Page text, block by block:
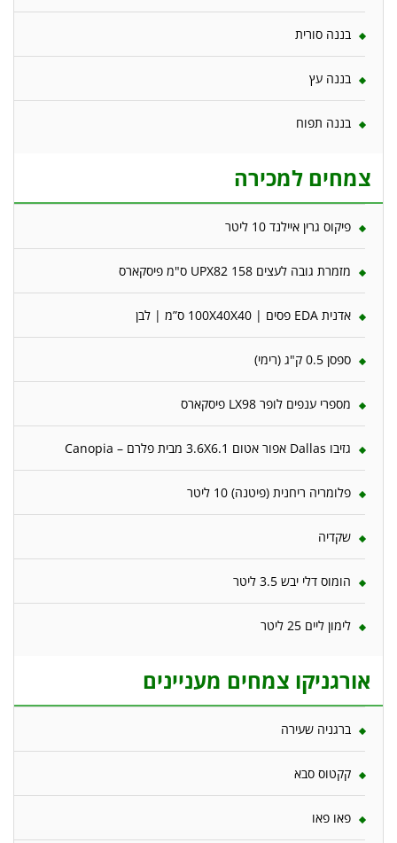
בננה סורית
בננה עץ
בננה תפוח
צמחים למכירה
פיקוס גרין איילנד 10 ליטר
מזמרת גובה לעצים 158 UPX82 ס"מ פיסקארס
אדנית EDA פסים | 100X40X40 ס”מ | לבן
ספסן 0.5 ק"ג (רימי)
מספרי ענפים לופר LX98 פיסקארס
גזיבו Dallas אפור אטום 3.6X6.1 מבית פלרם – Canopia
פלומריה ריחנית (פיטנה) 10 ליטר
שקדיה
הומוס דלי יבש 3.5 ליטר
לימון ליים 25 ליטר
אורגניקו צמחים מעניינים
ברגניה שעירה
קקטוס סבא
פאו פאו